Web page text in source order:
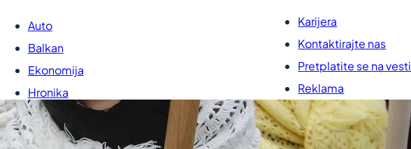
Auto
Balkan
Ekonomija
Hronika
Kultura
Medicina
Karijera
Kontaktirajte nas
Pretplatite se na vesti
Reklama
Urednička politika
Pravila korišćenja